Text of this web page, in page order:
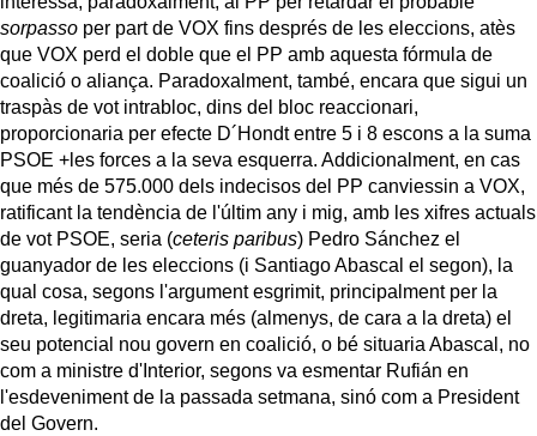
sorpasso per part de VOX fins després de les eleccions, atès
que VOX perd el doble que el PP amb aquesta fórmula de
coalició o aliança. Paradoxalment, també, encara que sigui un
traspàs de vot intrabloc, dins del bloc reaccionari,
proporcionaria per efecte D´Hondt entre 5 i 8 escons a la suma
PSOE +les forces a la seva esquerra. Addicionalment, en cas
que més de 575.000 dels indecisos del PP canviessin a VOX,
ratificant la tendència de l'últim any i mig, amb les xifres actuals
de vot PSOE, seria (ceteris paribus) Pedro Sánchez el
guanyador de les eleccions (i Santiago Abascal el segon), la
qual cosa, segons l'argument esgrimit, principalment per la
dreta, legitimaria encara més (almenys, de cara a la dreta) el
seu potencial nou govern en coalició, o bé situaria Abascal, no
com a ministre d'Interior, segons va esmentar Rufián en
l'esdeveniment de la passada setmana, sinó com a President
del Govern.